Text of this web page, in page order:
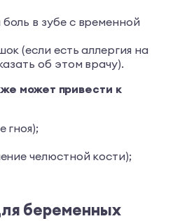
в зубе с временной
(если есть аллергия на
об этом врачу).
может привести к
гноя);
челюстной кости);
беременных